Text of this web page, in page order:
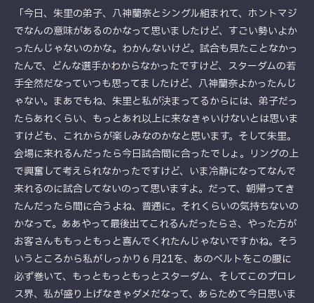
「今日、朱里の弟子、八神蘭奈とシングル組まれて、ホントマジ
でなんの意味があるのかなって思いましたけど、すごい勢いよか
ったんじゃないのかな。わかんないけど。試合も見たことなかっ
たんで、どんな選手かわからなかったですけど、スターダムの若
手全然だなっていつも思ってましたけど、八神蘭奈よかったんじ
ゃない。まあでもね、朱里と私が決まってるからには、弟子だっ
たらあれくらい、もっとあれ以上に来なきゃいけないとは思いま
すけども、これからが楽しみなのかなと思います。そして朱里。
会場に来れるんだったら今日試合間に合ったでしょ。リングの上
で興奮して考えられなかったですけど、いま冷静になってなんで
来れるのに試合してないのって思いますよ。だって、朝帰ってき
たんだったら間に合うよね、普通に。それくらいの気持ちないの
かなって。ああやって最後出てこれるんだったらさ、やった方が
お客さんももっともっと喜んでくれたんじゃないですかね。そう
いうところから私がしっかり６月21を、あのベルトをこの腰に
必ず巻いて、もっともっともっとスターダム、そしてこのプロレ
ス界、私が盛り上げなきゃダメだなって、あらためて今日思いま